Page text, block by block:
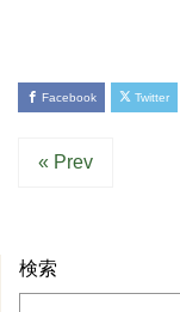
Facebook Twitter
« Prev
検索